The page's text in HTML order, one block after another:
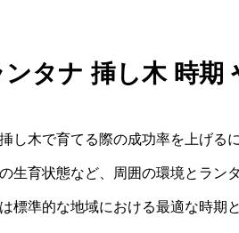
ンタナ 挿し木 時期
し木で育てる際の成功率を上げる
生育状態など、周囲の環境とラン
標準的な地域における最適な時期